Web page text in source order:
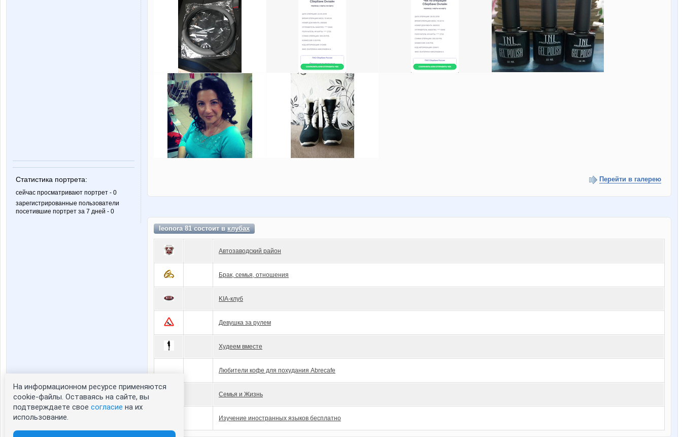
Статистика портрета:
сейчас просматривают портрет - 0
зарегистрированные пользователи
посетившие портрет за 7 дней - 0
Перейти в галерею
leonora 81 состоит вклубах
Автозаводский район
Брак, семья, отношения
KIA-клуб
Девушка за рулем
Худеем вместе
Любители кофе для похудания Abrecafe
Семья и Жизнь
Изучение иностранных языков бесплатно
На информационном ресурсе применяются
cookie-файлы. Оставаясь на сайте, вы
подтверждаете свое согласие на их
использование.